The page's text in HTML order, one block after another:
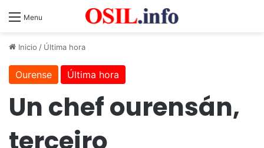
Menu
Inicio / Última hora
Ourense Última hora
Un chef ourensán,